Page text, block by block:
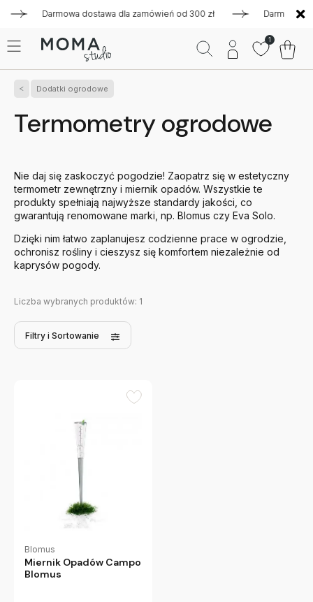
Darmowa dostawa dla zamówień od 300 zł Darmowa
1
Dodatki ogrodowe
Termometry ogrodowe
Nie daj się zaskoczyć pogodzie! Zaopatrz się w estetyczny
termometr zewnętrzny i miernik opadów. Wszystkie te
produkty spełniają najwyższe standardy jakości, co
gwarantują renomowane marki, np. Blomus czy Eva Solo.
Dzięki nim łatwo zaplanujesz codzienne prace w ogrodzie,
ochronisz rośliny i cieszysz się komfortem niezależnie od
kaprysów pogody.
Liczba wybranych produktów: 1
Filtry i Sortowanie
Blomus
Miernik Opadów Campo
Blomus